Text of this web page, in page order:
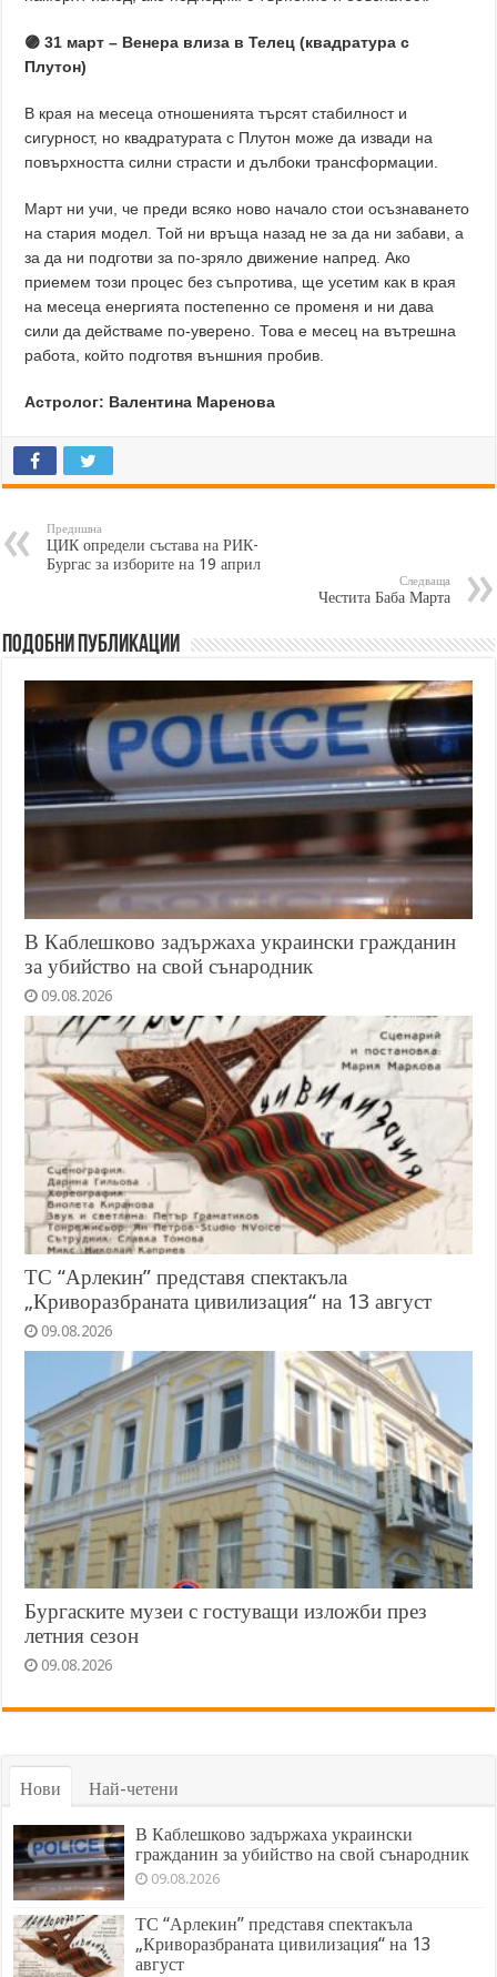
🟣 31 март – Венера влиза в Телец (квадратура с
Плутон)
В края на месеца отношенията търсят стабилност и
сигурност, но квадратурата с Плутон може да извади на
повърхността силни страсти и дълбоки трансформации.
Март ни учи, че преди всяко ново начало стои осъзнаването
на стария модел. Той ни връща назад не за да ни забави, а
за да ни подготви за по-зряло движение напред. Ако
приемем този процес без съпротива, ще усетим как в края
на месеца енергията постепенно се променя и ни дава
сили да действаме по-уверено. Това е месец на вътрешна
работа, който подготвя външния пробив.
Астролог: Валентина Маренова
Предишна
ЦИК определи състава на РИК-
Бургас за изборите на 19 април
Следваща
Честита Баба Марта
Подобни публикации
В Каблешково задържаха украински гражданин
за убийство на свой сънародник
09.08.2026
ТС “Арлекин” представя спектакъла
„Криворазбраната цивилизация“ на 13 август
09.08.2026
Бургаските музеи с гостуващи изложби през
летния сезон
09.08.2026
Нови Най-четени
В Каблешково задържаха украински
гражданин за убийство на свой сънародник
09.08.2026
ТС “Арлекин” представя спектакъла
„Криворазбраната цивилизация“ на 13
август